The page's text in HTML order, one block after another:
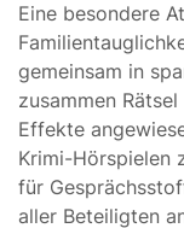
Eine besondere
gemeinsam in
zusammen
Effekte
Krimi-Hörspielen
für
aller Beteiligten